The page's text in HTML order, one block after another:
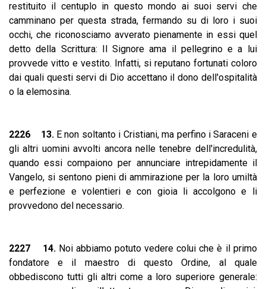
restituito il centuplo in questo mondo ai suoi servi che
camminano per questa strada, fermando su di loro i suoi
occhi, che riconosciamo avverato pienamente in essi quel
detto della Scrittura: Il Signore ama il pellegrino e a lui
provvede vitto e vestito. Infatti, si reputano fortunati coloro
dai quali questi servi di Dio accettano il dono dell'ospitalità
o la elemosina.
2226 13.E non soltanto i Cristiani, ma perfino i Saraceni e
gli altri uomini avvolti ancora nelle tenebre dell'incredulità,
quando essi compaiono per annunciare intrepidamente il
Vangelo, si sentono pieni di ammirazione per la loro umiltà
e perfezione e volentieri e con gioia li accolgono e li
provvedono del necessario.
2227 14.Noi abbiamo potuto vedere colui che è il primo
fondatore e il maestro di questo Ordine, al quale
obbediscono tutti gli altri come a loro superiore generale: